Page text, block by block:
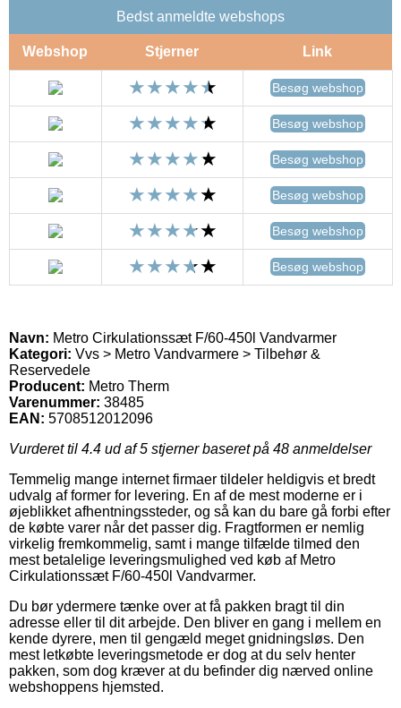
Bedst anmeldte webshops
Webshop Stjerner Link
Besøg webshop
Besøg webshop
Besøg webshop
Besøg webshop
Besøg webshop
Besøg webshop
Navn: Metro Cirkulationssæt F/60-450l Vandvarmer
Kategori: Vvs > Metro Vandvarmere > Tilbehør &
Reservedele
Producent: Metro Therm
Varenummer: 38485
EAN: 5708512012096
Vurderet til 4.4 ud af 5 stjerner baseret på 48 anmeldelser
Temmelig mange internet firmaer tildeler heldigvis et bredt
udvalg af former for levering. En af de mest moderne er i
øjeblikket afhentningssteder, og så kan du bare gå forbi efter
de købte varer når det passer dig. Fragtformen er nemlig
virkelig fremkommelig, samt i mange tilfælde tilmed den
mest betalelige leveringsmulighed ved køb af Metro
Cirkulationssæt F/60-450l Vandvarmer.
Du bør ydermere tænke over at få pakken bragt til din
adresse eller til dit arbejde. Den bliver en gang i mellem en
kende dyrere, men til gengæld meget gnidningsløs. Den
mest letkøbte leveringsmetode er dog at du selv henter
pakken, som dog kræver at du befinder dig nærved online
webshoppens hjemsted.